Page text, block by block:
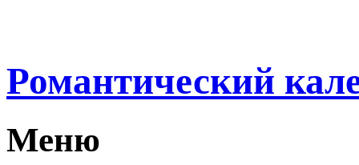
Романтический
Меню